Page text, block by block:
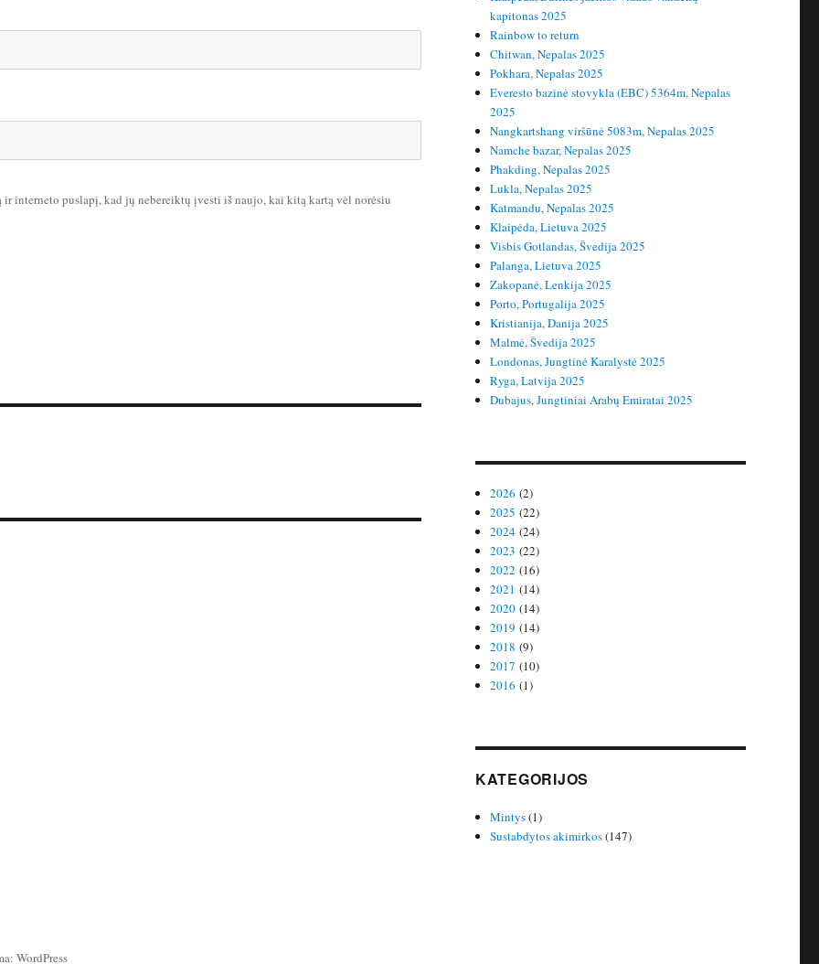
interneto puslapį, kad jų nebereiktų įvesti iš naujo, kai kitą kartą vėl norėsiu
kapitonas 2025
Rainbow to return
Chitwan, Nepalas 2025
Pokhara, Nepalas 2025
Everesto bazinė stovykla (EBC) 5364m, Nepalas
2025
Nangkartshang viršūnė 5083m, Nepalas 2025
Namche bazar, Nepalas 2025
Phakding, Nepalas 2025
Lukla, Nepalas 2025
Katmandu, Nepalas 2025
Klaipėda, Lietuva 2025
Visbis Gotlandas, Švedija 2025
Palanga, Lietuva 2025
Zakopanė, Lenkija 2025
Porto, Portugalija 2025
Kristianija, Danija 2025
Malmė, Švedija 2025
Londonas, Jungtinė Karalystė 2025
Ryga, Latvija 2025
Dubajus, Jungtiniai Arabų Emiratai 2025
2026 (2)
2025 (22)
2024 (24)
2023 (22)
2022 (16)
2021 (14)
2020 (14)
2019 (14)
2018 (9)
2017 (10)
2016 (1)
KATEGORIJOS
Mintys(1)
Sustabdytos akimirkos(147)
WordPress